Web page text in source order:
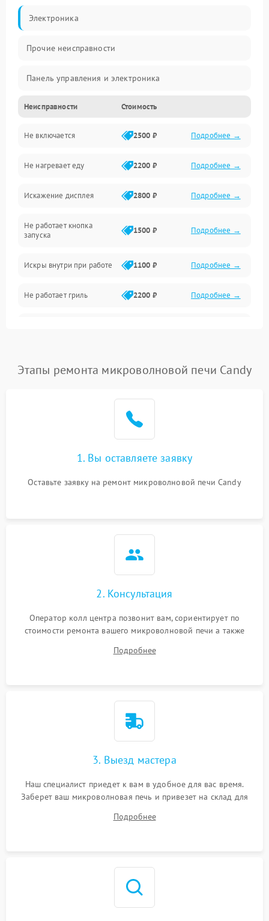
Электроника
Прочие неисправности
Панель управления и электроника
Дверца и корпус
Механика и внутренние элементы
Механические повреждения
Питание и запуск
Нагрев и приготовление
Программное обеспечение
Неисправности Стоимость
Не включается 2500 ₽ Подробнее →
Не нагревает еду 2200 ₽ Подробнее →
Искажение дисплея 2800 ₽ Подробнее →
Не работает кнопка
запуска
1500 ₽ Подробнее →
Искры внутри при работе 1100 ₽ Подробнее →
Не работает гриль 2200 ₽ Подробнее →
Подробнее →
2200 ₽
Не работают сенсорные
1000 ₽
Этапы ремонта микроволновой печи Candy
1. Вы оставляете заявку
Оставьте заявку на ремонт микроволновой печи Candy
2. Консультация
Оператор колл центра позвонит вам, сориентирует по
стоимости ремонта вашего микроволновой печи а также
Подробнее
3. Выезд мастера
Наш специалист приедет к вам в удобное для вас время.
Заберет ваш микроволновая печь и привезет на склад для
Подробнее